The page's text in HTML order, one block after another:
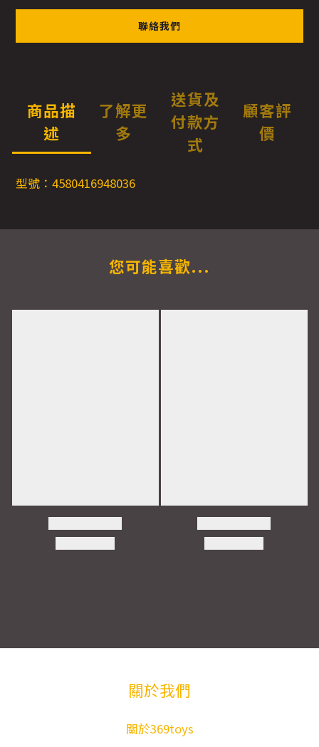
聯絡我們
商品描
述
了解更
多
送貨及
付款方
式
顧客評
價
型號：4580416948036
您可能喜歡...
關於我們
關於369toys